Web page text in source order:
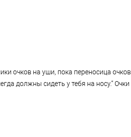
очков на уши, пока переносица очков
должны сидеть у тебя на носу.” Очки